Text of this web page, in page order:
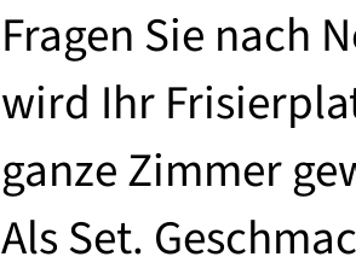
Fragen Sie nach
wird Ihr
ganze Zimmer
Als Set.